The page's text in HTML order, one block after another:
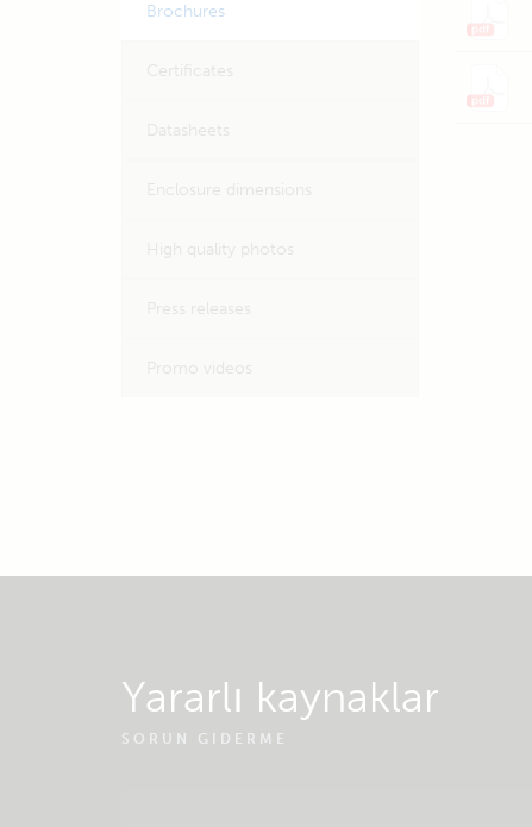
Brochures
Yararlı kaynaklar
SORUN GIDERME